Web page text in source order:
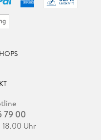
79 00
18.00 Uhr